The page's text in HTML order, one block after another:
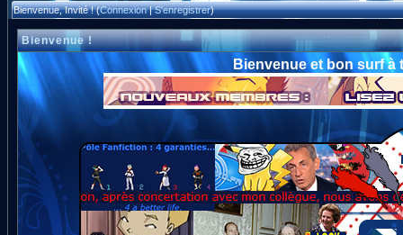
Bienvenue, Invité ! (Connexion|S'enregistrer)
Bienvenue !
Bienvenue et bon surf à